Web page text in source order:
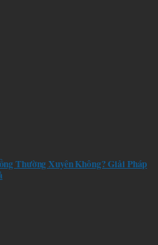
Thường Xuyên Không? Giải Pháp